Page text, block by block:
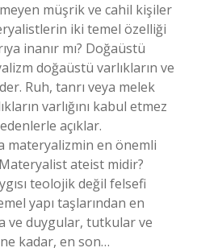
müşrik ve cahil kişiler
iki temel özelliği
inanır mı? Doğaüstü
doğaüstü varlıkların ve
Ruh, tanrı veya melek
varlığını kabul etmez
açıklar.
materyalizmin en önemli
ateist midir?
teolojik değil felsefi
yapı taşlarından en
ve duygular, tutkular ve
kadar, en son…